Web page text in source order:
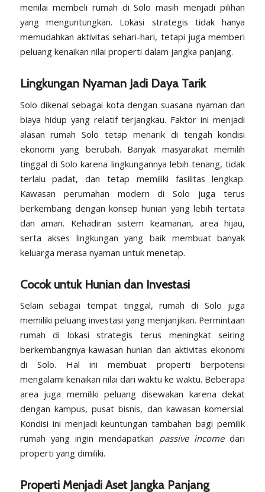
menilai membeli rumah di Solo masih menjadi pilihan
yang menguntungkan. Lokasi strategis tidak hanya
memudahkan aktivitas sehari-hari, tetapi juga memberi
peluang kenaikan nilai properti dalam jangka panjang.
Lingkungan Nyaman Jadi Daya Tarik
Solo dikenal sebagai kota dengan suasana nyaman dan
biaya hidup yang relatif terjangkau. Faktor ini menjadi
alasan rumah Solo tetap menarik di tengah kondisi
ekonomi yang berubah. Banyak masyarakat memilih
tinggal di Solo karena lingkungannya lebih tenang, tidak
terlalu padat, dan tetap memiliki fasilitas lengkap.
Kawasan perumahan modern di Solo juga terus
berkembang dengan konsep hunian yang lebih tertata
dan aman. Kehadiran sistem keamanan, area hijau,
serta akses lingkungan yang baik membuat banyak
keluarga merasa nyaman untuk menetap.
Cocok untuk Hunian dan Investasi
Selain sebagai tempat tinggal, rumah di Solo juga
memiliki peluang investasi yang menjanjikan. Permintaan
rumah di lokasi strategis terus meningkat seiring
berkembangnya kawasan hunian dan aktivitas ekonomi
di Solo. Hal ini membuat properti berpotensi
mengalami kenaikan nilai dari waktu ke waktu. Beberapa
area juga memiliki peluang disewakan karena dekat
dengan kampus, pusat bisnis, dankawasan komersial.
Kondisi ini menjadi keuntungan tambahan bagi pemilik
rumah yang ingin mendapatkan passive incomedari
properti yang dimiliki.
Properti Menjadi Aset Jangka Panjang